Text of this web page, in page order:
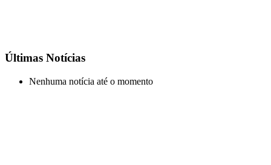
Últimas Notícias
Nenhuma notícia até o momento